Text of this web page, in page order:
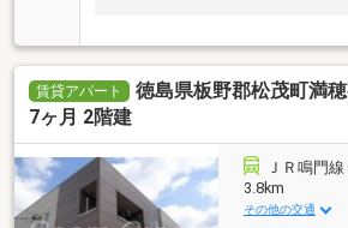
賃貸アパート
徳島県板野郡松茂町満
7ヶ月 2階建
ＪＲ鳴門
3.8km
その他の交通